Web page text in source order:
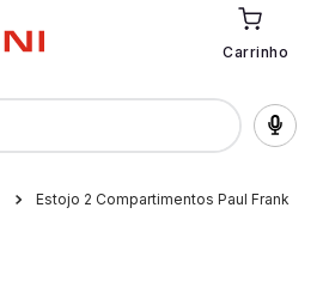
Carrinho
Estojo 2 Compartimentos Paul Frank